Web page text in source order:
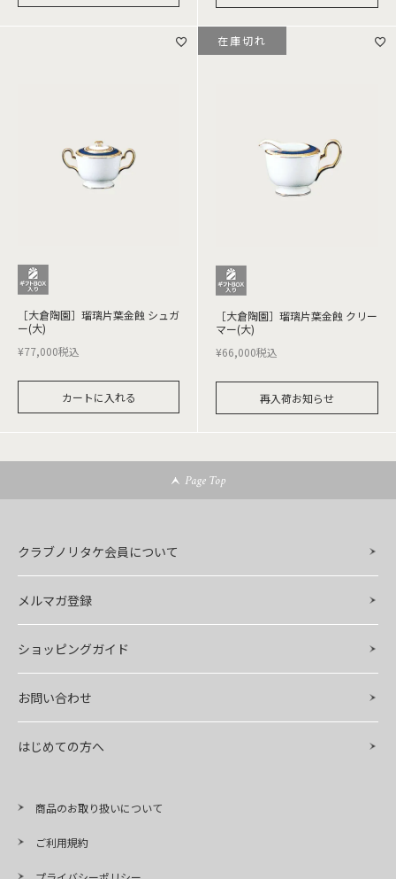
［大倉陶園］瑠璃片葉金蝕 シュガ
ー(大)
¥77,000税込
カートに入れる
［大倉陶園］瑠璃片葉金蝕 クリー
マー(大)
¥66,000税込
再入荷お知らせ
在庫切れ
Page Top
クラブノリタケ会員について
メルマガ登録
ショッピングガイド
お問い合わせ
はじめての方へ
商品のお取り扱いについて
ご利用規約